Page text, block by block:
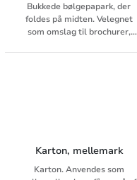
Bukkede bølgepapark, der
foldes på midten. Velegnet
som omslag til brochurer,
Karton, mellemark
Karton. Anvendes som